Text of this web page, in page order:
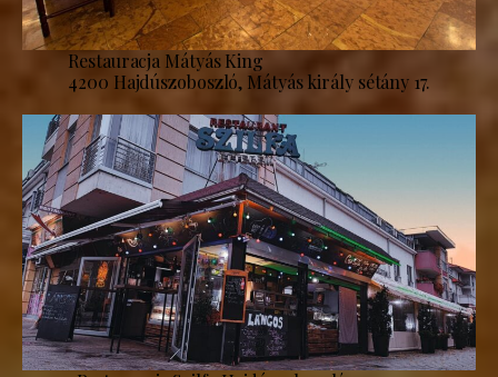
Restauracja Mátyás King
4200 Hajdúszoboszló, Mátyás király sétány 17.